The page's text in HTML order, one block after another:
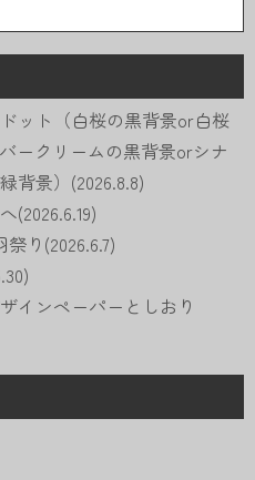
ット（白桜の黒背景or白桜
ークリームの黒背景orシナ
背景）(2026.8.8)
(2026.6.19)
り(2026.6.7)
インペーパーとしおり